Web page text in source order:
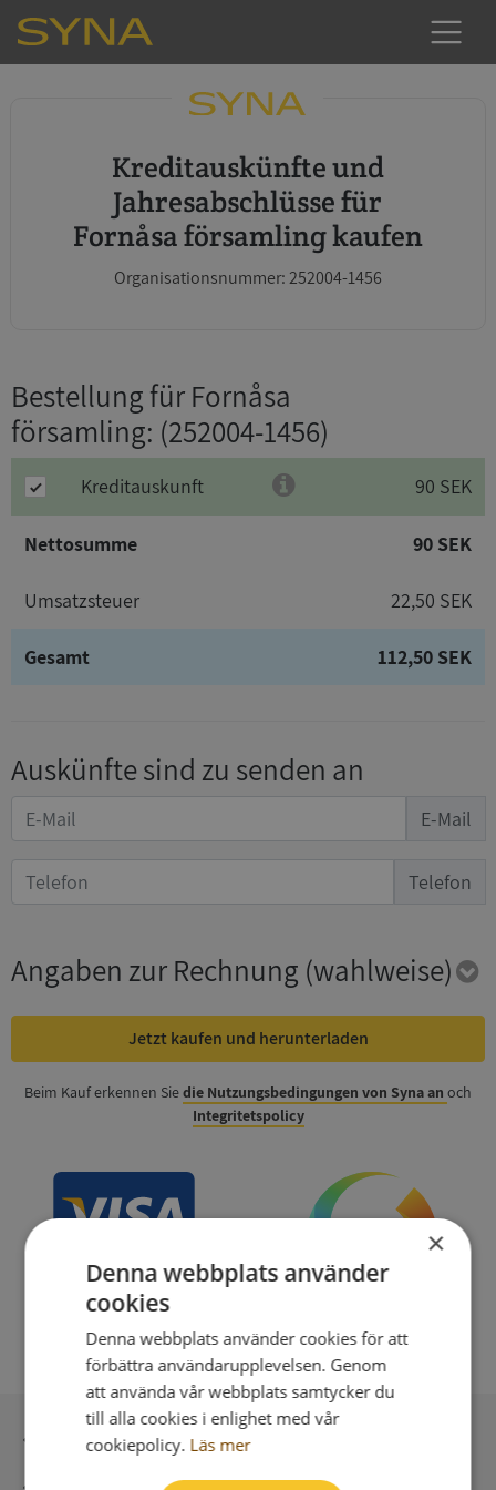
Kreditauskünfte und
Jahresabschlüsse für
Fornåsa församling kaufen
Organisationsnummer: 252004-1456
Bestellung für Fornåsa
församling: (252004-1456)
Kreditauskunft 90 SEK
Nettosumme 90 SEK
Umsatzsteuer 22,50 SEK
Gesamt 112,50 SEK
Auskünfte sind zu senden an
E-Mail
Telefon
Angaben zur Rechnung (wahlweise)
Jetzt kaufen und herunterladen
Beim Kauf erkennen Siedie Nutzungsbedingungen von Syna an och
Integritetspolicy
Sichere Bezahlung mit stripe
×
Denna webbplats använder
cookies
Denna webbplats använder cookies för att
förbättra användarupplevelsen. Genom
att använda vår webbplats samtycker du
till alla cookies i enlighet med vår
cookiepolicy. Läs mer